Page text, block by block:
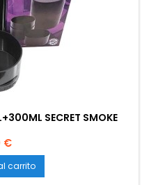
SECRET SMOKE
€
carrito